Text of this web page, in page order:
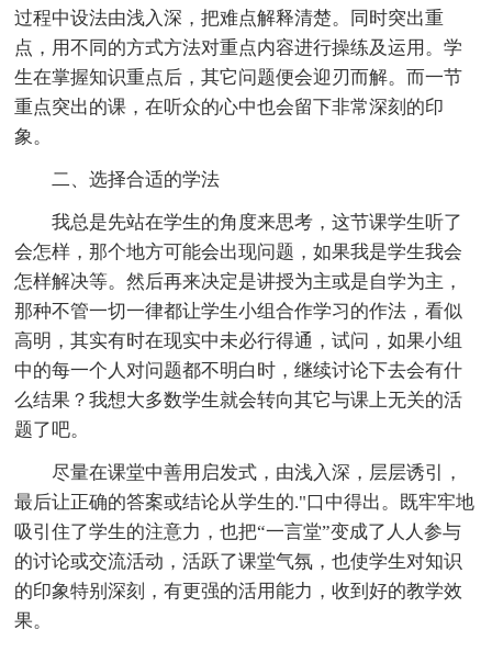
过程中设法由浅入深，把难点解释清楚。同时突出重
点，用不同的方式方法对重点内容进行操练及运用。学
生在掌握知识重点后，其它问题便会迎刃而解。而一节
重点突出的课，在听众的心中也会留下非常深刻的印
象。
二、选择合适的学法
我总是先站在学生的角度来思考，这节课学生听了
会怎样，那个地方可能会出现问题，如果我是学生我会
怎样解决等。然后再来决定是讲授为主或是自学为主，
那种不管一切一律都让学生小组合作学习的作法，看似
高明，其实有时在现实中未必行得通，试问，如果小组
中的每一个人对问题都不明白时，继续讨论下去会有什
么结果？我想大多数学生就会转向其它与课上无关的活
题了吧。
尽量在课堂中善用启发式，由浅入深，层层诱引，
最后让正确的答案或结论从学生的."口中得出。既牢牢地
吸引住了学生的注意力，也把“一言堂”变成了人人参与
的讨论或交流活动，活跃了课堂气氛，也使学生对知识
的印象特别深刻，有更强的活用能力，收到好的教学效
果。